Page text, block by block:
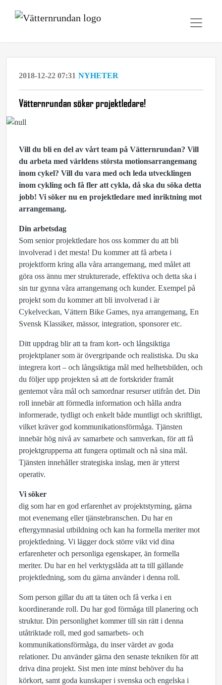
2018-12-22 07:31 NYHETER
Vätternrundan söker projektledare!
Vill du bli en del av vårt team på Vätternrundan? Vill
du arbeta med världens största motionsarrangemang
inom cykel? Vill du vara med och leda utvecklingen
inom cykling och få fler att cykla, då ska du söka detta
jobb! Vi söker nu en projektledare med inriktning mot
arrangemang.
Din arbetsdag
Som senior projektledare hos oss kommer du att bli
involverad i det mesta! Du kommer att få arbeta i
projektform kring alla våra arrangemang, med målet att
göra oss ännu mer strukturerade, effektiva och detta ska i
sin tur gynna våra arrangemang och kunder. Exempel på
projekt som du kommer att bli involverad i är
Cykelveckan, Vättern Bike Games, nya arrangemang, En
Svensk Klassiker, mässor, integration, sponsorer etc.
Ditt uppdrag blir att ta fram kort- och långsiktiga
projektplaner som är övergripande och realistiska. Du ska
integrera kort – och långsiktiga mål med helhetsbilden, och
du följer upp projekten så att de fortskrider framåt
gentemot våra mål och samordnar resurser utifrån det. Din
roll innebär att förmedla information och hålla andra
informerade, tydligt och enkelt både muntligt och skriftligt,
vilket kräver god kommunikationsförmåga. Tjänsten
innebär hög nivå av samarbete och samverkan, för att få
projektgrupperna att fungera optimalt och nå sina mål.
Tjänsten innehåller strategiska inslag, men är ytterst
operativ.
Vi söker
dig som har en god erfarenhet av projektstyrning, gärna
mot evenemang eller tjänstebranschen. Du har en
eftergymnasial utbildning och kan ha formella meriter mot
projektledning. Vi lägger dock större vikt vid dina
erfarenheter och personliga egenskaper, än formella
meriter. Du har en hel verktygslåda att ta till gällande
projektledning, som du gärna använder i denna roll.
Som person gillar du att ta täten och få verka i en
koordinerande roll. Du har god förmåga till planering och
struktur. Din personlighet kommer till sin rätt i denna
utåtriktade roll, med god samarbets- och
kommunikationsförmåga, du inser värdet av goda
relationer. Du använder gärna den senaste tekniken för att
driva dina projekt. Sist men inte minst behöver du ha
körkort, samt goda kunskaper i svenska och engelska i